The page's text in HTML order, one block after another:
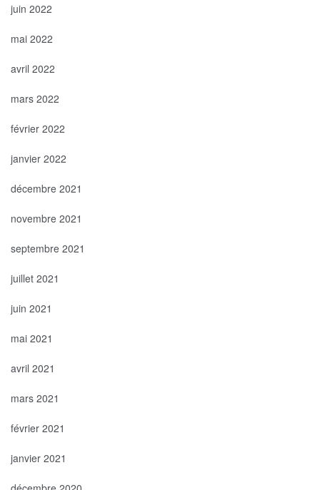
juin 2022
mai 2022
avril 2022
mars 2022
février 2022
janvier 2022
décembre 2021
novembre 2021
septembre 2021
juillet 2021
juin 2021
mai 2021
avril 2021
mars 2021
février 2021
janvier 2021